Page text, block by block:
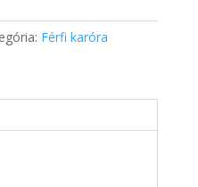
Férfi karóra